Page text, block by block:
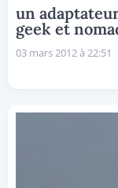
un
geek et
03 mars 2012 à 22:51